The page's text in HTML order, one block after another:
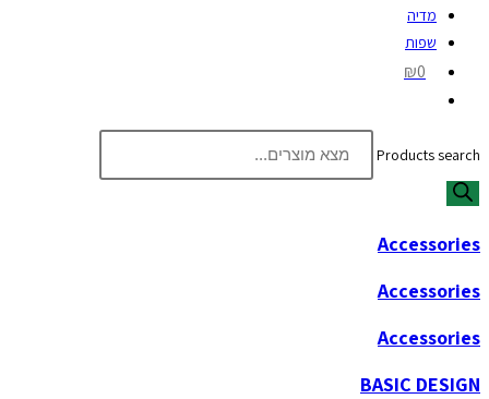
מדיה
שפות
₪0
Products search
Accessories
Accessories
Accessories
BASIC DESIGN